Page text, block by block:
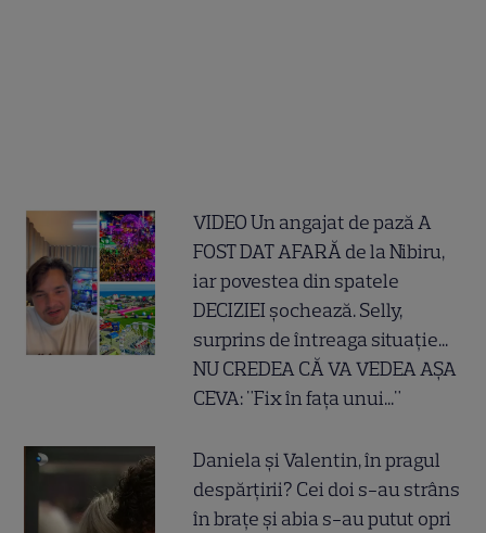
VIDEO Un angajat de pază A
FOST DAT AFARĂ de la Nibiru,
iar povestea din spatele
DECIZIEI șochează. Selly,
surprins de întreaga situație...
NU CREDEA CĂ VA VEDEA AȘA
CEVA: "Fix în fața unui..."
Daniela și Valentin, în pragul
despărțirii? Cei doi s-au strâns
în brațe și abia s-au putut opri